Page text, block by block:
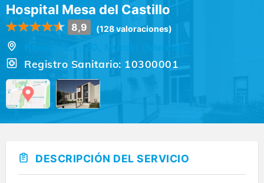
Hospital Mesa del Castillo
8,9 (128 valoraciones)
Registro Sanitario: 10300001
DESCRIPCIÓN DEL SERVICIO